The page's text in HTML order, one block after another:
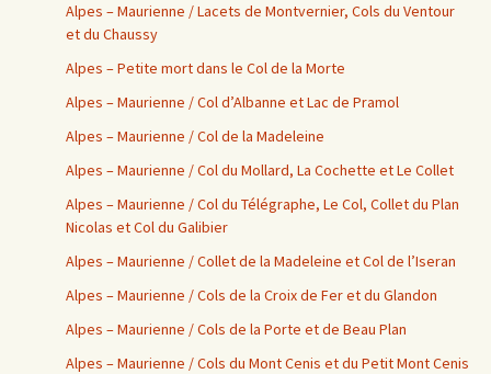
Alpes – Maurienne / Lacets de Montvernier, Cols du Ventour
et du Chaussy
Alpes – Petite mort dans le Col de la Morte
Alpes – Maurienne / Col d’Albanne et Lac de Pramol
Alpes – Maurienne / Col de la Madeleine
Alpes – Maurienne / Col du Mollard, La Cochette et Le Collet
Alpes – Maurienne / Col du Télégraphe, Le Col, Collet du Plan
Nicolas et Col du Galibier
Alpes – Maurienne / Collet de la Madeleine et Col de l’Iseran
Alpes – Maurienne / Cols de la Croix de Fer et du Glandon
Alpes – Maurienne / Cols de la Porte et de Beau Plan
Alpes – Maurienne / Cols du Mont Cenis et du Petit Mont Cenis